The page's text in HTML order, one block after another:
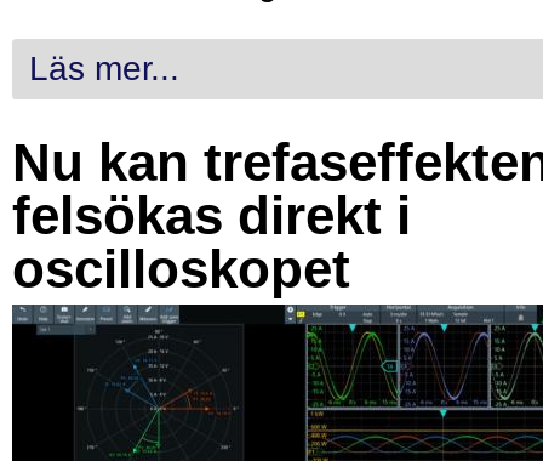
Läs mer...
Nu kan
felsökas direkt i
oscilloskopet